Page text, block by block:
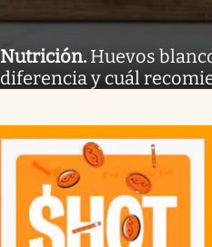
Nutrición. Huevos
diferencia y cuál